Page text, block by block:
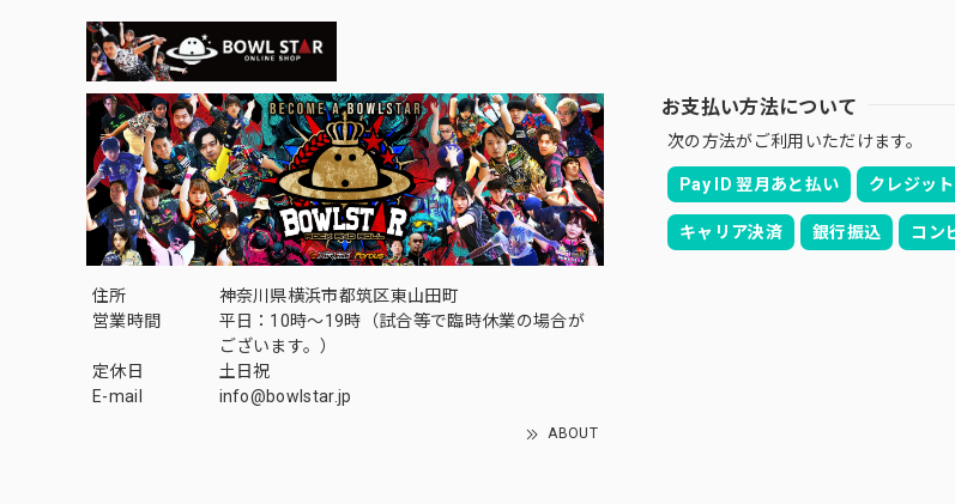
住所
神奈川県横浜市都筑区東山田町
営業時間
平日：10時～19時（試合等で臨時休業の場合が
ございます。）
定休日
土日祝
E-mail
info@bowlstar.jp
ABOUT
お支払い方法について
次の方法がご利用いただけます。
Pay ID 翌月あと払い クレジッ
キャリア決済 銀行振込 コン